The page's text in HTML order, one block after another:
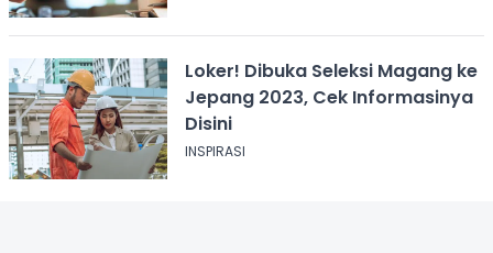
Loker! Dibuka Seleksi Magang ke
Jepang 2023, Cek Informasinya
Disini
INSPIRASI